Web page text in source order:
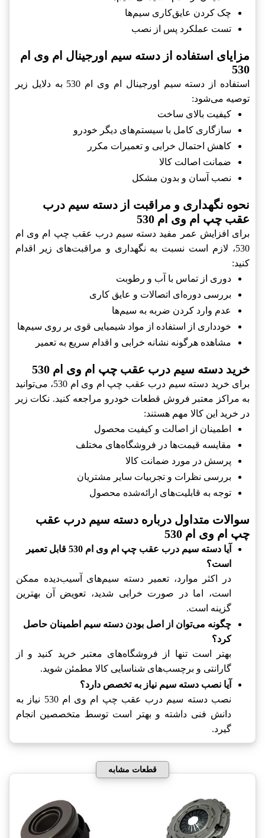
چک کردن عایق‌کاری سیم‌ها
تست عملکرد پس از نصب
مزایای استفاده از دسته سیم اورجینال ام وی ام
530
استفاده از دسته سیم اورجینال ام وی ام 530 به دلایل زیر
توصیه می‌شود:
کیفیت بالای ساخت
سازگاری کامل با سیستم‌های دیگر خودرو
کاهش احتمال خرابی و تعمیرات مکرر
ضمانت اصالت کالا
نصب آسان و بدون مشکل
نحوه نگهداری و مراقبت از دسته سیم درب
عقب چپ ام وی ام 530
برای افزایش عمر مفید دسته سیم درب عقب چپ ام وی ام
530، لازم است نسبت به نگهداری و مراقبت‌های زیر اقدام
کنید:
دوری از تماس با آب و رطوبت
بررسی دوره‌ای اتصالات و عایق کاری
عدم وارد کردن ضربه به سیم‌ها
خودداری از استفاده از مواد شیمیایی قوی بر روی سیم‌ها
مشاهده هرگونه نشانه خرابی و اقدام سریع به تعمیر
خرید دسته سیم درب عقب چپ ام وی ام 530
برای خرید دسته سیم درب عقب چپ ام وی ام 530، می‌توانید
به مراکز معتبر فروش قطعات خودرو مراجعه کنید. نکات زیر
در خرید این کالا مهم هستند:
اطمینان از اصالت و کیفیت محصول
مقایسه قیمت‌ها در فروشگاه‌های مختلف
پرسش در مورد ضمانت کالا
بررسی نظرات و تجربیات سایر مشتریان
توجه به قابلیت‌های ارائه‌شده محصول
سوالات متداول درباره دسته سیم درب عقب
چپ ام وی ام 530
آیا دسته سیم درب عقب چپ ام وی ام 530 قابل تعمیر
است؟
در اکثر موارد، تعمیر دسته سیم‌های آسیب‌دیده ممکن
است، اما در صورت خرابی شدید، تعویض آن بهترین
گزینه است.
چگونه می‌توان از اصل بودن دسته سیم اطمینان حاصل
کرد؟
بهتر است تنها از فروشگاه‌های معتبر خرید کنید و از
گارانتی و برچسب‌های شناسایی کالا مطمئن شوید.
آیا نصب دسته سیم نیاز به تخصص دارد؟
نصب دسته سیم درب عقب چپ ام وی ام 530 نیاز به
دانش فنی داشته و بهتر است توسط متخصصین انجام
گیرد.
قطعات مشابه